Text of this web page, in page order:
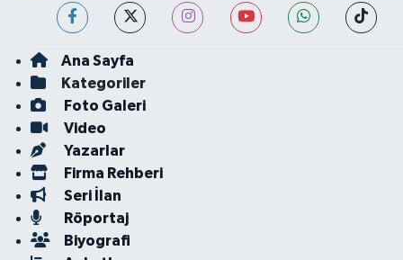
Ana Sayfa
Kategoriler
Foto Galeri
Video
Yazarlar
Firma Rehberi
Seri İlan
Röportaj
Biyografi